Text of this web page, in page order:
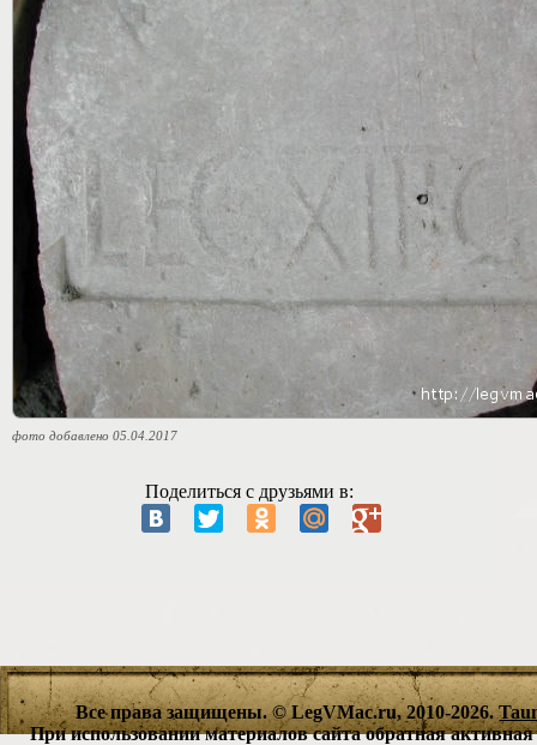
фото добавлено 05.04.2017
Поделиться с друзьями в:
Все права защищены. © LegVMac.ru, 2010-2026.
При использовании материалов сайта обратная